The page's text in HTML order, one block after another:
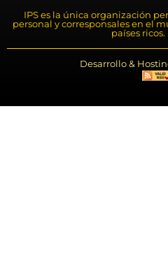
IPS es la única organización
personal y corresponsales en el
países ricos.
Desarrollo &